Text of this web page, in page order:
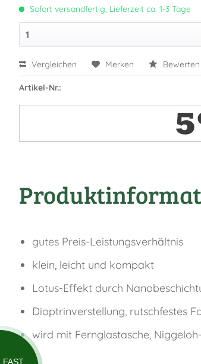
FAST
Sofort versandfertig, Lieferzeit ca. 1-3 Tage
Vergleichen Merken Bewerten
Artikel-Nr.:
gutes Preis-Leistungsverhältnis
klein, leicht und kompakt
Lotus-Effekt durch
Dioptrinverstellung, rutschfestes
wird mit Fernglastasche,